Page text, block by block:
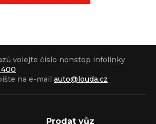
volejte číslo nonstop infolinky
na e-mail auto@louda.cz
Prodat vůz